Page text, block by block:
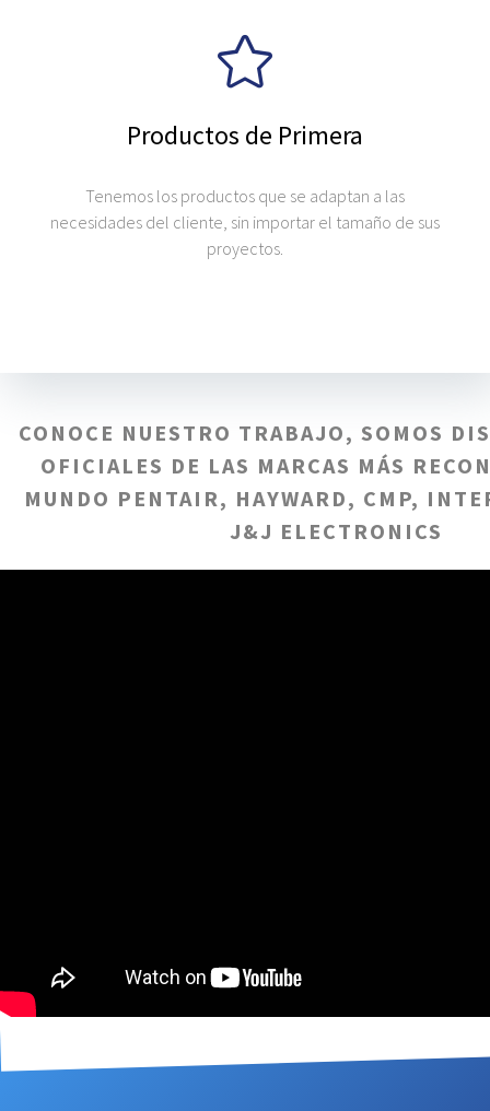
Productos de Primera
Tenemos los productos que se adaptan a las
necesidades del cliente, sin importar el tamaño de sus
proyectos.
CONOCE NUESTRO TRABAJO, SOMOS
OFICIALES DE LAS MARCAS MÁS
MUNDO PENTAIR, HAYWARD, CMP,
J&J ELECTRONICS